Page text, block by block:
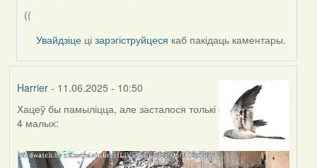
In
reply
by
((
Увайдзіце цізарэгіструйцеся каб пакідаць каментары.
Harrier- 11.06.2025 - 10:50
Хацеў бы памыліцца, але засталося толькі
4 малых: